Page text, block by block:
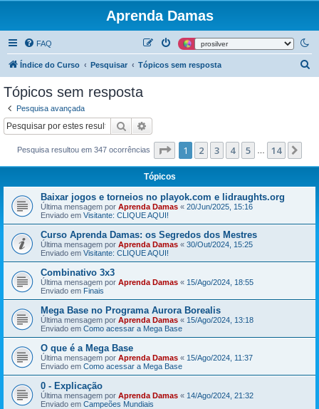
Aprenda Damas
FAQ
Índice do Curso Pesquisar Tópicos sem resposta
s
Tópicos sem resposta
Pesquisa avançada
Pesquisar
Pesquisa resultou em 347 ocorrências Página de 14
1 2 3 4 5 14
Tópicos
Baixar jogos e torneios no playok.com e lidraughts.org
Última mensagem por Aprenda Damas « 20/Jun/2025, 15:16
Enviado em Visitante: CLIQUE AQUI!
Curso Aprenda Damas: os Segredos dos Mestres
Última mensagem por Aprenda Damas « 30/Out/2024, 15:25
Enviado em Visitante: CLIQUE AQUI!
Combinativo 3x3
Última mensagem por Aprenda Damas « 15/Ago/2024, 18:55
Enviado em Finais
Mega Base no Programa Aurora Borealis
Última mensagem por Aprenda Damas « 15/Ago/2024, 13:18
Enviado em Como acessar a Mega Base
O que é a Mega Base
Última mensagem por Aprenda Damas « 15/Ago/2024, 11:37
Enviado em Como acessar a Mega Base
0 - Explicação
Última mensagem por Aprenda Damas « 14/Ago/2024, 21:32
Enviado em Campeões Mundiais